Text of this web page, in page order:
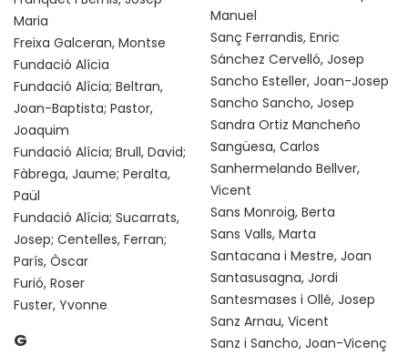
Maria
Freixa Galceran, Montse
Fundació Alícia
Fundació Alícia; Beltran,
Joan-Baptista; Pastor,
Joaquim
Fundació Alícia; Brull, David;
Fàbrega, Jaume; Peralta,
Paül
Fundació Alícia; Sucarrats,
Josep; Centelles, Ferran;
París, Òscar
Furió, Roser
Fuster, Yvonne
G
Manuel
Sanç Ferrandis, Enric
Sánchez Cervelló, Josep
Sancho Esteller, Joan-Josep
Sancho Sancho, Josep
Sandra Ortiz Mancheño
Sangüesa, Carlos
Sanhermelando Bellver,
Vicent
Sans Monroig, Berta
Sans Valls, Marta
Santacana i Mestre, Joan
Santasusagna, Jordi
Santesmases i Ollé, Josep
Sanz Arnau, Vicent
Sanz i Sancho, Joan-Vicenç